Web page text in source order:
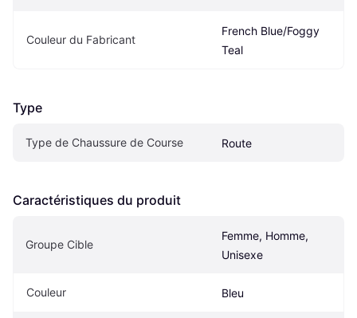
Couleur du Fabricant
French Blue/Foggy
Teal
Type
Type de Chaussure de Course Route
Caractéristiques du produit
Groupe Cible
Femme, Homme,
Unisexe
Couleur Bleu